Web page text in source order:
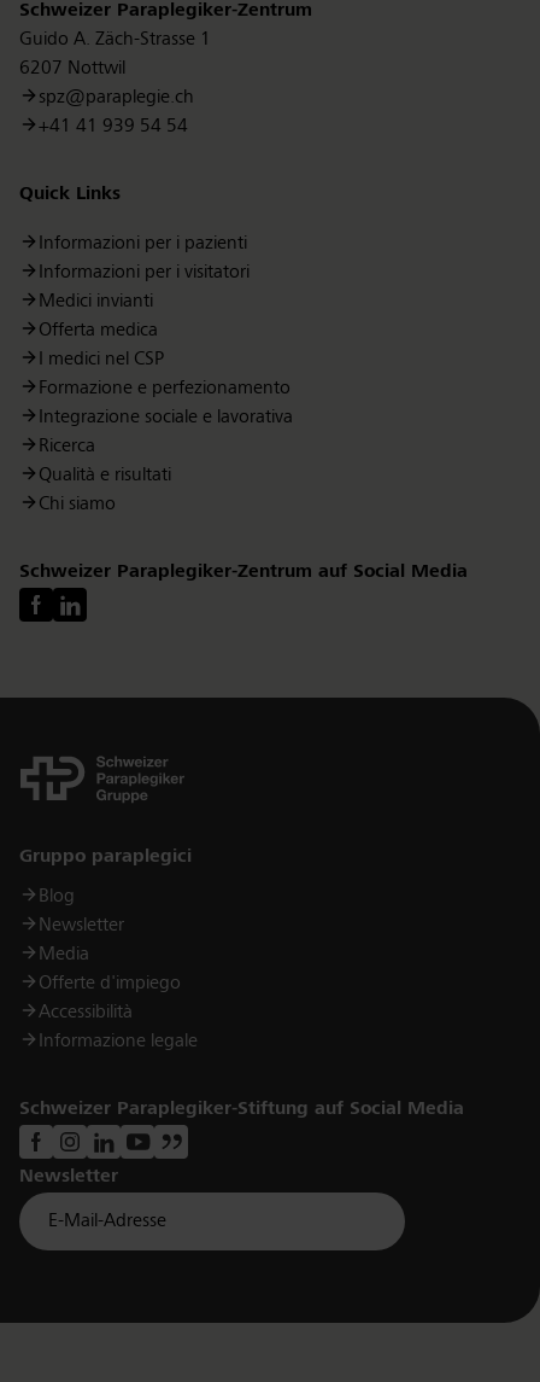
Schweizer Paraplegiker-Zentrum
Guido A. Zäch-Strasse 1
6207 Nottwil
spz@paraplegie.ch
+41 41 939 54 54
Quick Links
Informazioni per i pazienti
Informazioni per i visitatori
Medici invianti
Offerta medica
I medici nel CSP
Formazione e perfezionamento
Integrazione sociale e lavorativa
Ricerca
Qualità e risultati
Chi siamo
Schweizer Paraplegiker-Zentrum auf Social Media
Links
Gruppo paraplegici
Blog
Newsletter
Media
Offerte d'impiego
Accessibilità
Informazione legale
Schweizer Paraplegiker-Stiftung auf Social Media
Newsletter
Für Newsletter der Paraplegiker Stiftung anmelden